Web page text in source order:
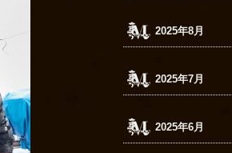
2025年8月
2025年7月
2025年6月